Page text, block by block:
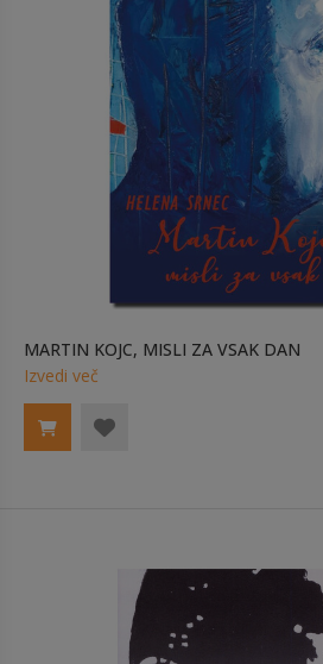
MARTIN KOJC, MISLI ZA VSAK DAN
Izvedi več